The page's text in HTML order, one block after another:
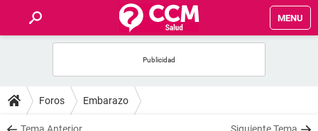
MENU
FOROS
SALUD
Foros Embarazo